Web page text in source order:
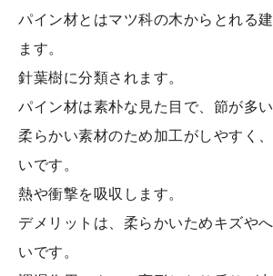
パイン材とはマツ科の木からとれる
ます。
針葉樹に分類されます。
パイン材は素朴な見た目で、節が多
柔らかい素材のため加工がしやすく
いです。
熱や衝撃を吸収します。
デメリットは、柔らかいためキズや
いです。